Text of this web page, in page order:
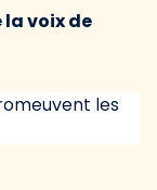
la voix de